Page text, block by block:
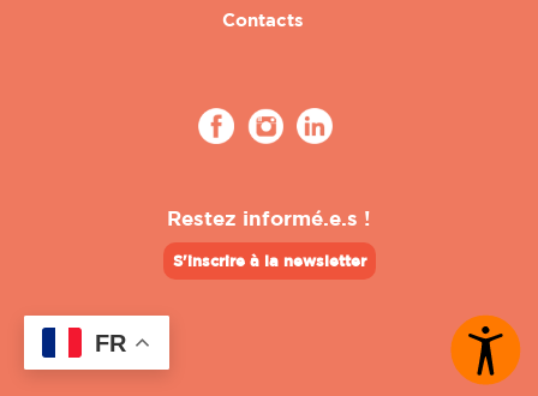
Contacts
Restez informé.e.s !
S'inscrire à la newsletter
FR